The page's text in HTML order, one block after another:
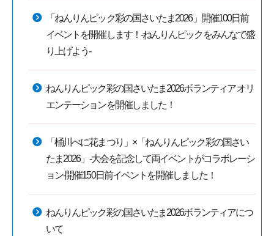
「ねんりんピック彩の国さいたま2026」開催100日前
イベントを開催します！-ねんりんピックをみんなで盛
り上げよう-
ねんりんピック彩の国さいたま2026ボランティア オリ
エンテーションを開催しました！
「桶川べに花まつり」×「ねんりんピック彩の国さい
たま2026」-大会を記念して両イベントがコラボレーシ
ョン-開催150日前イベントを開催しました！
ねんりんピック彩の国さいたま2026ボランティアにつ
いて